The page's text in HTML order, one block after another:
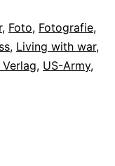
, Foto, Fotografie,
, Living with war,
, US-Army,